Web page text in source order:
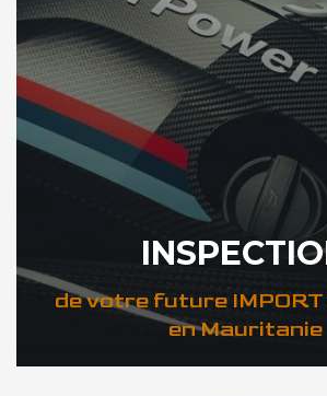
de votre future IMPORT
en Mauritanie